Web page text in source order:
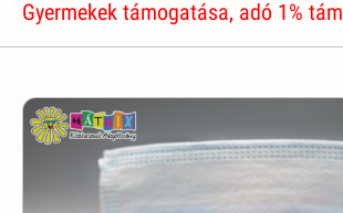
Gyermekek támogatása, adó 1%